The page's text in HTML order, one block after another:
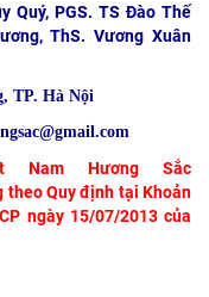
Quý, PGS. TS Đào Thế
ThS. Vương Xuân
TP. Hà Nội
Hương Sắc
theo Quy định tại Khoản
ngày 15/07/2013 của